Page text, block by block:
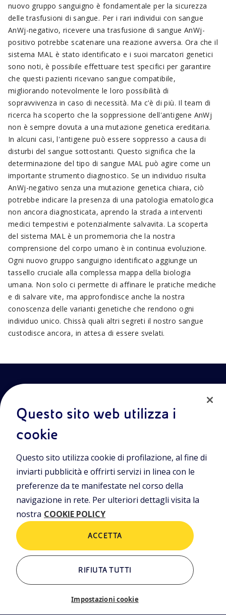
nuovo gruppo sanguigno è fondamentale per la sicurezza
delle trasfusioni di sangue. Per i rari individui con sangue
AnWj-negativo, ricevere una trasfusione di sangue AnWj-
positivo potrebbe scatenare una reazione avversa. Ora che il
sistema MAL è stato identificato e i suoi marcatori genetici
sono noti, è possibile effettuare test specifici per garantire
che questi pazienti ricevano sangue compatibile,
migliorando notevolmente le loro possibilità di
sopravvivenza in caso di necessità. Ma c'è di più. Il team di
ricerca ha scoperto che la soppressione dell'antigene AnWj
non è sempre dovuta a una mutazione genetica ereditaria.
In alcuni casi, l'antigene può essere soppresso a causa di
disturbi del sangue sottostanti. Questo significa che la
determinazione del tipo di sangue MAL può agire come un
importante strumento diagnostico. Se un individuo risulta
AnWj-negativo senza una mutazione genetica chiara, ciò
potrebbe indicare la presenza di una patologia ematologica
non ancora diagnosticata, aprendo la strada a interventi
medici tempestivi e potenzialmente salvavita. La scoperta
del sistema MAL è un promemoria che la nostra
comprensione del corpo umano è in continua evoluzione.
Ogni nuovo gruppo sanguigno identificato aggiunge un
tassello cruciale alla complessa mappa della biologia
umana. Non solo ci permette di affinare le pratiche mediche
e di salvare vite, ma approfondisce anche la nostra
conoscenza delle varianti genetiche che rendono ogni
individuo unico. Chissà quali altri segreti il nostro sangue
custodisce ancora, in attesa di essere svelati.
Entra nel mondo Eniscuola.Scopri gli strumenti e le
metodologie innovative per la didattica e naviga tra contenuti
multimediali, lezioni digitali e approfondimenti sui grandi temi
di attualità. Eniscuola è una iniziativa di Eni.
POLICIES
Termini e condizioni
ALTRI LINK
Questo sito web utilizza i
cookie
Questo sito utilizza cookie di profilazione, al fine di
inviarti pubblicità e offrirti servizi in linea con le
preferenze da te manifestate nel corso della
navigazione in rete. Per ulteriori dettagli visita la
nostra COOKIE POLICY
Impostazioni cookie
RIFIUTA TUTTI
ACCETTA